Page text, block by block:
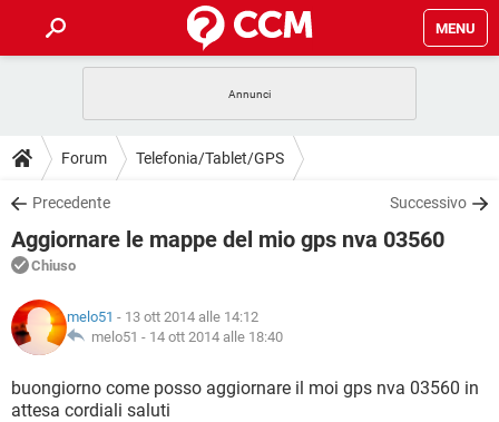
MENU
INTRATTENIMENTO ANDROID
iOS
INSTAGRAM WHATSAPP
TIKTOK
HARDWARE
GUIDE
COVID-19 GAMING
iOS
INSTAGRAM
TIKTOK FACEBOOK
DOWNLOAD
COVID-19 GAMING
INTRATTENIMENTO
iOS
INSTAGRAM
TIKTOK FACEBOOK
FORUM
COVID-19
INTRATTENIMENTO ANDROID
INSTAGRAM
GLOSSARIO
COVID-19
INTRATTENIMENTO ANDROID
Forum Telefonia/Tablet/GPS
Precedente Successivo
Aggiornare le mappe del mio gps nva 03560
Chiuso
melo51 - 13 ott 2014 alle 14:12
melo51 - 14 ott 2014 alle 18:40
buongiorno come posso aggiornare il moi gps nva 03560 in
attesa cordiali saluti